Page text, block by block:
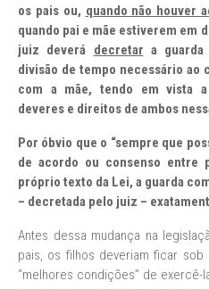
os pais ou, quando não houver
quando pai e mãe estiverem em
juiz deverá decretar a
divisão de tempo necessário ao
com a mãe, tendo em vista a
deveres e direitos de ambos
Por óbvio que o “sempre que
de acordo ou consenso entre
próprio texto da Lei, a guarda
– decretada pelo juiz –
Antes dessa mudança na
pais, os filhos deveriam ficar
“melhores condições” de exercê-